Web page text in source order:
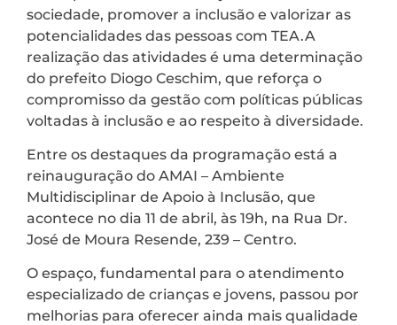
sociedade, promover a inclusão e valorizar as
potencialidades das pessoas com TEA.A
realização das atividades é uma determinação
do prefeito Diogo Ceschim, que reforça o
compromisso da gestão com políticas públicas
voltadas à inclusão e ao respeito à diversidade.
Entre os destaques da programação está a
reinauguração do AMAI – Ambiente
Multidisciplinar de Apoio à Inclusão, que
acontece no dia 11 de abril, às 19h, na Rua Dr.
José de Moura Resende, 239 – Centro.
O espaço, fundamental para o atendimento
especializado de crianças e jovens, passou por
melhorias para oferecer ainda mais qualidade